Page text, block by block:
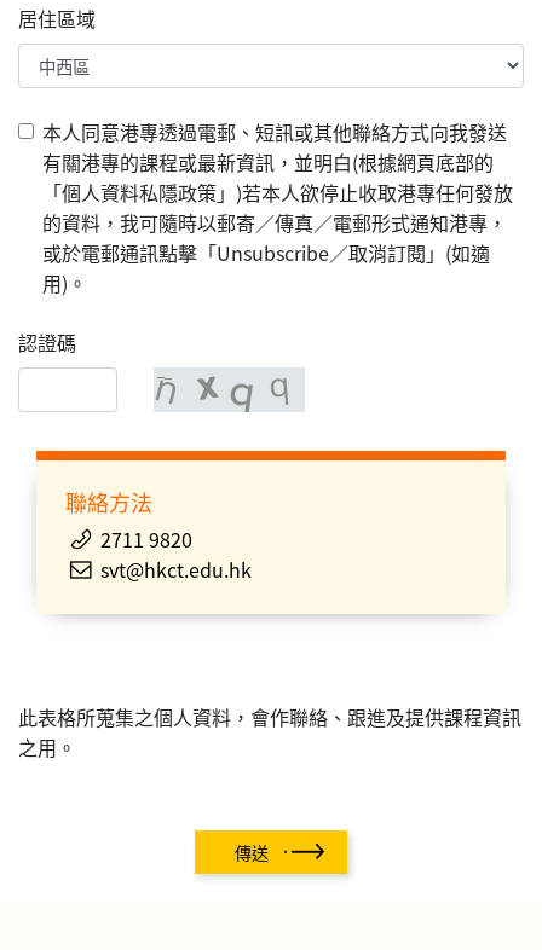
居住區域
本人同意港專透過電郵、短訊或其他聯絡方式向我發送
有關港專的課程或最新資訊，並明白(根據網頁底部的
「個人資料私隱政策」)若本人欲停止收取港專任何發放
的資料，我可隨時以郵寄／傳真／電郵形式通知港專，
或於電郵通訊點擊「Unsubscribe／取消訂閱」(如適
用)。
認證碼
聯絡方法
2711 9820
svt@hkct.edu.hk
此表格所蒐集之個人資料，會作聯絡、跟進及提供課程資訊
之用。
傳送